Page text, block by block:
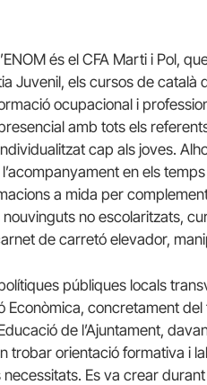
és el CFA Marti i Pol,
Juvenil, els cursos de català
ocupacional i
amb tots els
cap als joves.
en els
a mida per
no escolaritzats,
de carretó elevador,
públiques locals
Econòmica, concretament
de l’Ajuntament,
trobar orientació formativa i
Es va crear